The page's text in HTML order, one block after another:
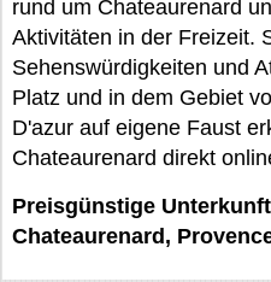
rund um Chateaurenard
Aktivitäten in der Freizeit.
Sehenswürdigkeiten und
Platz und in dem Gebiet
D'azur auf eigene Faust
Chateaurenard direkt
Preisgünstige
Chateaurenard,